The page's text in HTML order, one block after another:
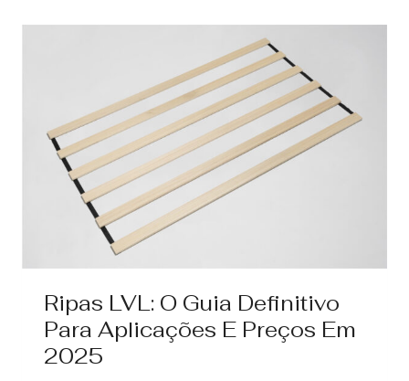
Ripas LVL: O Guia Definitivo
Para Aplicações E Preços Em
2025